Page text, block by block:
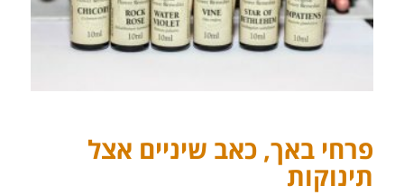
פרחי באך, כאב שיניים אצל
תינוקות